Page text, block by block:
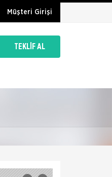
Müşteri Girişi
TEKLİF AL
Bu
işletilmesi